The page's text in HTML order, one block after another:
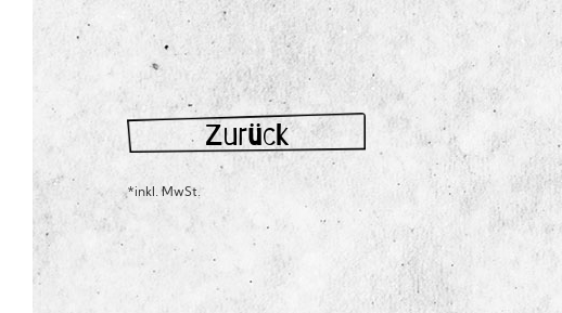
Zurück
*inkl. MwSt.